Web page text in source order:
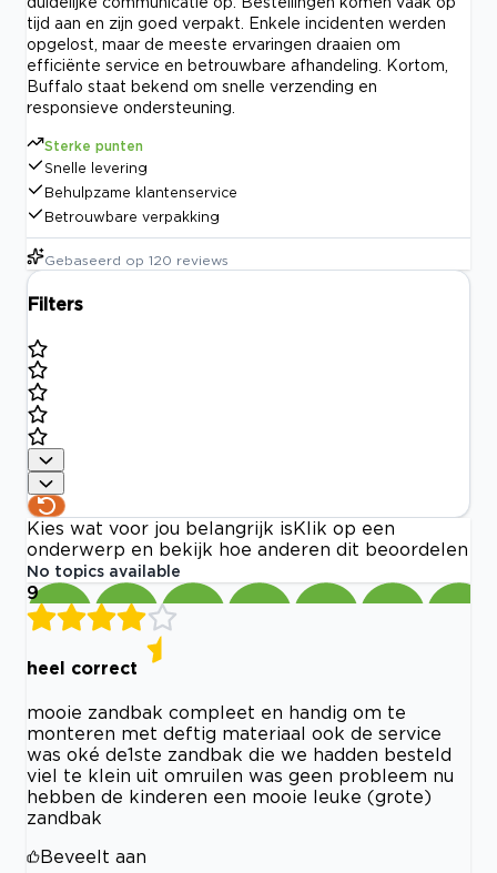
tijd aan en zijn goed verpakt. Enkele incidenten werden
opgelost, maar de meeste ervaringen draaien om
efficiënte service en betrouwbare afhandeling. Kortom,
Buffalo staat bekend om snelle verzending en
responsieve ondersteuning.
Sterke punten
Snelle levering
Behulpzame klantenservice
Betrouwbare verpakking
Gebaseerd op 120 reviews
Filters
Kies wat voor jou belangrijk is Klik op een
onderwerp en bekijk hoe anderen dit beoordelen
No topics available
9
heel correct
mooie zandbak compleet en handig om te
monteren met deftig materiaal ook de service
was oké de1ste zandbak die we hadden besteld
viel te klein uit omruilen was geen probleem nu
hebben de kinderen een mooie leuke (grote)
zandbak
Beveelt aan